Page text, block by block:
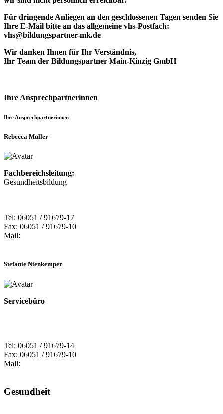
Für dringende Anliegen an den geschlossenen Tagen senden Sie
Ihre E-Mail bitte an das allgemeine vhs-Postfach:
vhs@bildungspartner-mk.de
Wir danken Ihnen für Ihr Verständnis,
Ihr Team der Bildungspartner Main-Kinzig GmbH
Ihre Ansprechpartnerinnen
Ihre Ansprechpartnerinnen
Rebecca Müller
Fachbereichsleitung:
Gesundheitsbildung
Tel: 06051 / 91679-17
Fax: 06051 / 91679-10
Mail:
Stefanie Nienkemper
Servicebüro
Tel: 06051 / 91679-14
Fax: 06051 / 91679-10
Mail:
Gesundheit